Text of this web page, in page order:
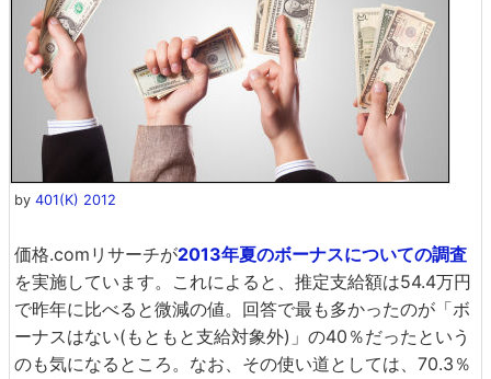
by 401(K) 2012
価格.comリサーチが2013年夏のボーナスについての調査
を実施しています。これによると、推定支給額は54.4万円
で昨年に比べると微減の値。回答で最も多かったのが「ボ
ーナスはない(もともと支給対象外)」の40％だったという
のも気になるところ。なお、その使い道としては、70.3％